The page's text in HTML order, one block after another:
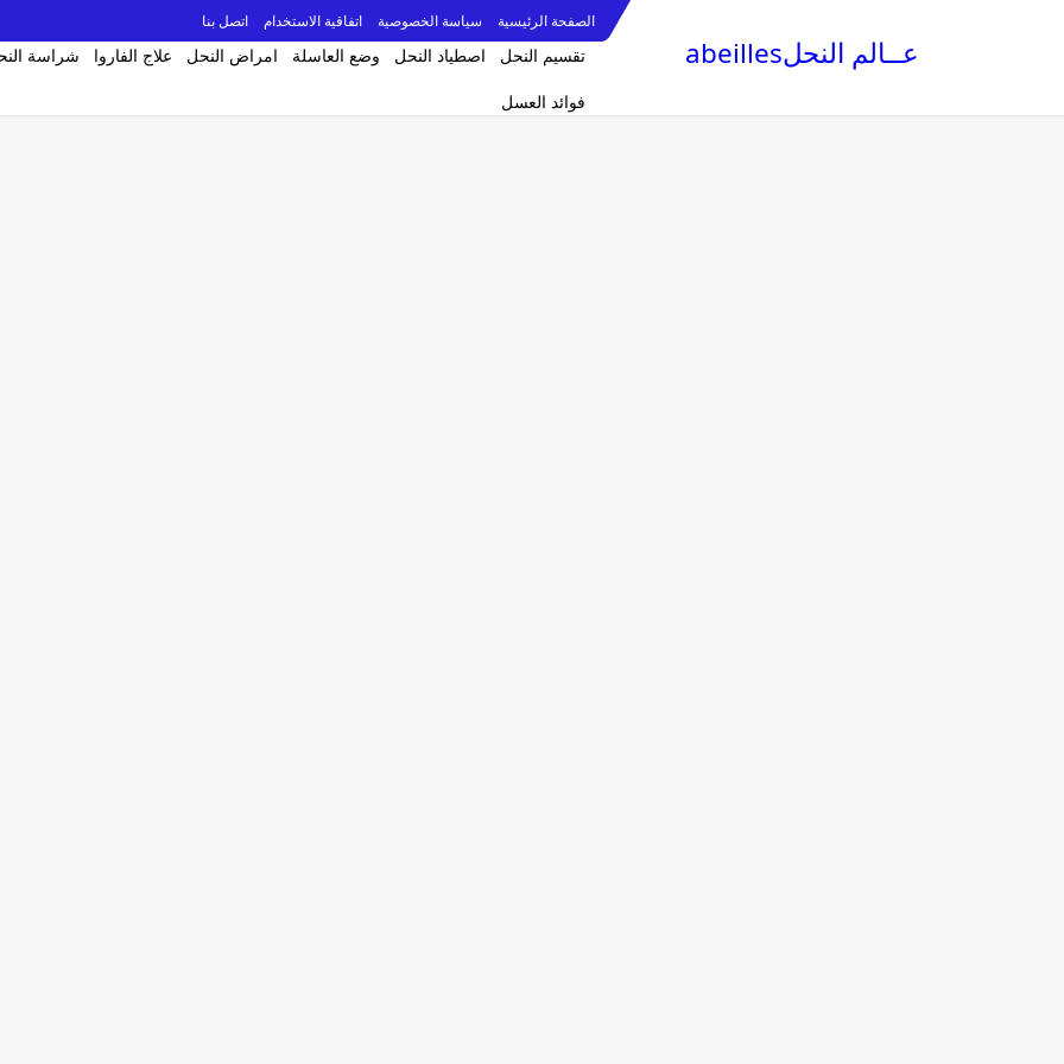
الصفحة الرئيسية سياسة الخصوصية اتفاقية الاستخدام اتصل بنا
عــالم النحلabeilles تقسيم النحل اصطياد النحل وضع العاسلة امراض النحل علاج الفاروا شراسة
فوائد العسل